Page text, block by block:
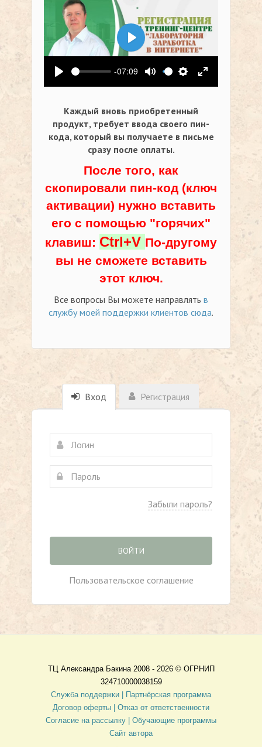
Воспроизвести
-07:09
Выключить звук
Настройки
На весь
Воспроизвести
Каждый вновь приобретенный
продукт, требует ввода своего пин-
кода, который вы получаете в письме
сразу после оплаты.
После того, как
скопировали пин-код (ключ
активации) нужно вставить
его с помощью "горячих"
клавиш: Ctrl+V По-другому
вы не сможете вставить
этот ключ.
Все вопросы Вы можете направлять в
службу моей поддержки клиентов сюда.
Вход Регистрация
Забыли пароль?
ВОЙТИ
Пользовательское соглашение
ТЦ Александра Бакина 2008 - 2026 © ОГРНИП
324710000038159
Служба поддержки |
Партнёрская программа
Договор оферты
| Отказ от ответственности
Согласие на рассылку | Обучающие программы
Сайт автора